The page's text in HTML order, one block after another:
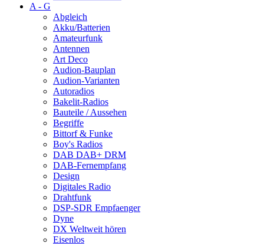
A - G
Abgleich
Akku/Batterien
Amateurfunk
Antennen
Art Deco
Audion-Bauplan
Audion-Varianten
Autoradios
Bakelit-Radios
Bauteile / Aussehen
Begriffe
Bittorf & Funke
Boy's Radios
DAB DAB+ DRM
DAB-Fernempfang
Design
Digitales Radio
Drahtfunk
DSP-SDR Empfaenger
Dyne
DX Weltweit hören
Eisenlos